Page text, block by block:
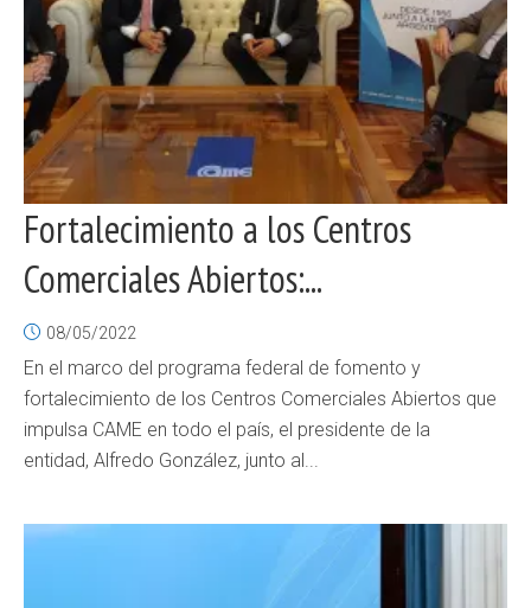
Fortalecimiento a los Centros
Comerciales Abiertos:...
08/05/2022
En el marco del programa federal de fomento y
fortalecimiento de los Centros Comerciales Abiertos que
impulsa CAME en todo el país, el presidente de la
entidad, Alfredo González, junto al...